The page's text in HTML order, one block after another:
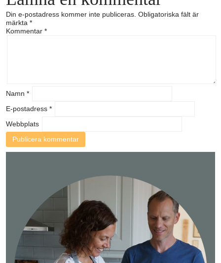
Din e-postadress kommer inte publiceras. Obligatoriska fält är
märkta *
Kommentar *
Namn *
E-postadress *
Webbplats